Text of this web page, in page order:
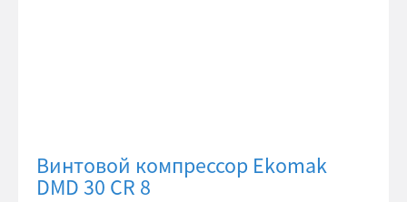
Винтовой компрессор Ekomak
DMD 30 CR 8